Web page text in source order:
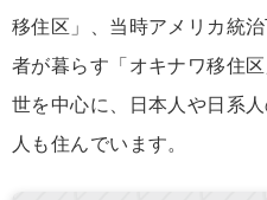
移住区」、当時アメリカ統
者が暮らす「オキナワ移住
世を中心に、日本人や日系
人も住んでいます。